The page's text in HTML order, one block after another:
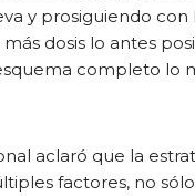
y prosiguiendo con
dosis lo antes
completo lo
aclaró que la
factores, no